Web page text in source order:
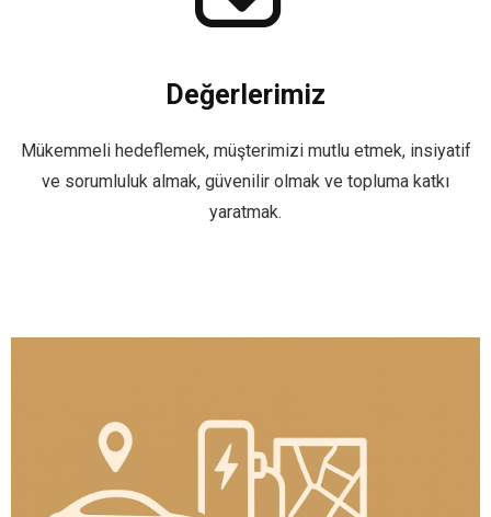
Değerlerimiz
Mükemmeli hedeflemek, müşterimizi mutlu etmek, insiyatif
ve sorumluluk almak, güvenilir olmak ve topluma katkı
yaratmak.